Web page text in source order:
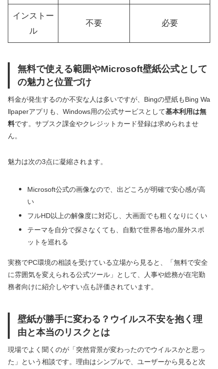
インストー
ル
不要 必要
無料で使える範囲やMicrosoft壁紙公式として
の魅力と位置づけ
料金が発生するのか不安な人は多いですが、Bingの壁紙もBing Wa
llpaperアプリも、Windows用の公式サービスとして基本利用は無
料です。サブスク課金やクレジットカード登録は求められませ
ん。
魅力は次の3点に凝縮されます。
Microsoft公式の画像なので、出どころが明確で安心感が高
い
フルHD以上の解像度に対応し、大画面でも粗くなりにくい
テーマを自分で探さなくても、自動で世界各地の屋外スポ
ットを巡れる
実務でPC環境の相談を受けている立場から見ると、「無料で安全
に雰囲気を変えられる公式ツール」として、人事や総務が在宅勤
務者向けに紹介しやすい点も評価されています。
壁紙が勝手に変わる？ウイルス不安を抱く理
由と本当のリスクとは
現場でよく聞くのが「突然背景が変わったのでウイルスかと思っ
た」という相談です。理由はシンプルで、ユーザーから見ると次